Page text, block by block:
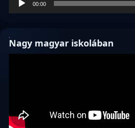
00:00
Nagy magyar iskolában